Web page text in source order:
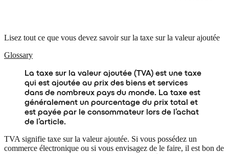
Lisez tout ce que vous devez savoir sur la taxe sur la valeur ajoutée
Glossary
La taxe sur la valeur ajoutée (TVA) est une taxe
qui est ajoutée au prix des biens et services
dans de nombreux pays du monde. La taxe est
généralement un pourcentage du prix total et
est payée par le consommateur lors de l’achat
de l’article.
TVA signifie taxe sur la valeur ajoutée. Si vous possédez un
commerce électronique ou si vous envisagez de le faire, il est bon de